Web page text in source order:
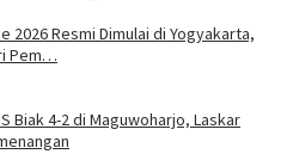
2026 Resmi Dimulai di Yogyakarta,
Pem…
Biak 4-2 di Maguwoharjo, Laskar